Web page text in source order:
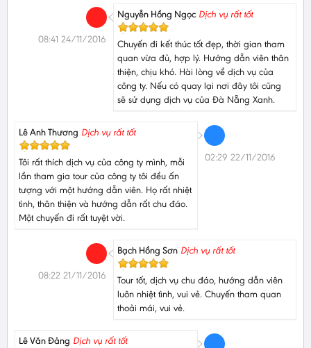
Nguyễn Hồng Ngọc Dịch vụ rất tốt
Chuyến đi kết thúc tốt đẹp, thời gian tham
quan vừa đủ, hợp lý. Hướng dẫn viên thân
thiện, chịu khó. Hài lòng về dịch vụ của
công ty. Nếu có quay lại nơi đây tôi cũng
sẽ sử dụng dịch vụ của Đà Nẵng Xanh.
08:41 24/11/2016
Lê Anh Thương Dịch vụ rất tốt
Tôi rất thích dịch vụ của công ty mình, mỗi
lần tham gia tour của công ty tôi đều ấn
tượng với một hướng dẫn viên. Họ rất nhiệt
tình, thân thiện và hướng dẫn rất chu đáo.
Một chuyến đi rất tuyệt vời.
02:29 22/11/2016
Bạch Hồng Sơn Dịch vụ rất tốt
Tour tốt, dịch vụ chu đáo, hướng dẫn viên
luôn nhiệt tình, vui vẻ. Chuyến tham quan
thoải mái, vui vẻ.
08:22 21/11/2016
Lê Văn Đảng Dịch vụ rất tốt